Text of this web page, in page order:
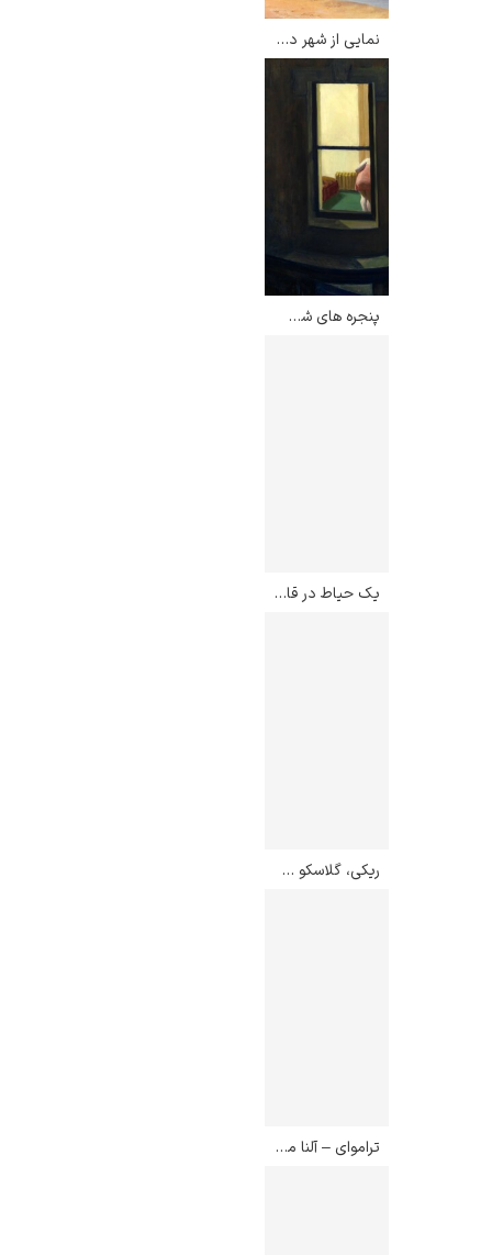
نمایی از شهر دلفت – یوهانس فرمیر
پنجره های شب – ادوارد هاپر
یک حیاط در قاهره – رودلف اسووبودا
ریکی، گلاسکو – جان اتکینسون گریمشاو
تراموای – آلنا مارتسیاناوا